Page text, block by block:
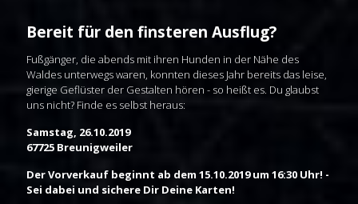
Bereit für den finsteren Ausflug?
Fußgänger, die abends mit ihren Hunden in der Nähe des
Waldes unterwegs waren, konnten dieses Jahr bereits das leise,
gierige Geflüster der Gestalten hören - so heißt es. Du glaubst
uns nicht? Finde es selbst heraus:
Samstag, 26.10.2019
67725 Breunigweiler
Der Vorverkauf beginnt ab dem 15.10.2019 um 16:30 Uhr! -
Sei dabei und sichere Dir Deine Karten!